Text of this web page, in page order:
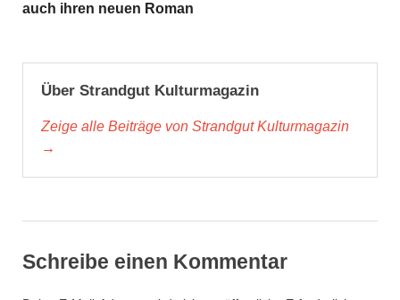
auch ihren neuen Roman
Über Strandgut Kulturmagazin
Zeige alle Beiträge von Strandgut Kulturmagazin
→
Schreibe einen Kommentar